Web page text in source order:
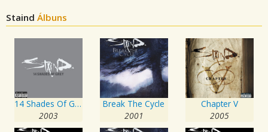
Staind Álbuns
14 Shades Of Grey
2003
Break The Cycle
2001
Chapter V
2005